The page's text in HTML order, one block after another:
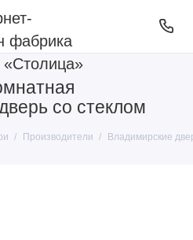
со стеклом
Производители Владимирские